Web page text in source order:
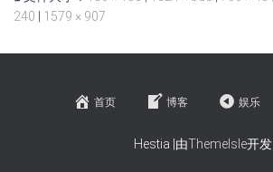
240
1579 × 907
首页 博客 娱乐
Hestia |由ThemeIsle开发